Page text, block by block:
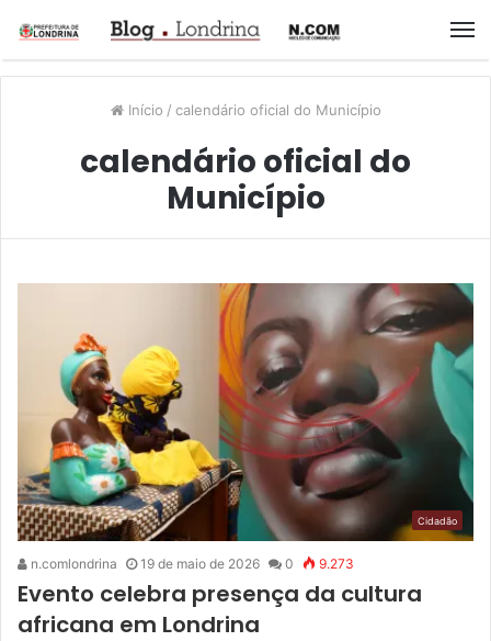
Início / calendário oficial do Município
calendário oficial do
Município
Cidadão
n.comlondrina 19 de maio de 2026 0 9.273
Evento celebra presença da cultura
africana em Londrina